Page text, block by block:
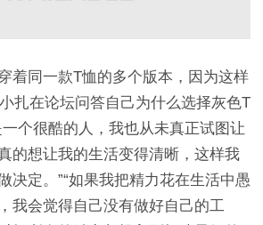
着同一款T恤的多个版本，因为这样
扎在论坛问答自己为什么选择灰色T
个很酷的人，我也从未真正试图让
的想让我的生活变得清晰，这样我
决定。”“如果我把精力花在生活中愚
我会觉得自己没有做好自己的工